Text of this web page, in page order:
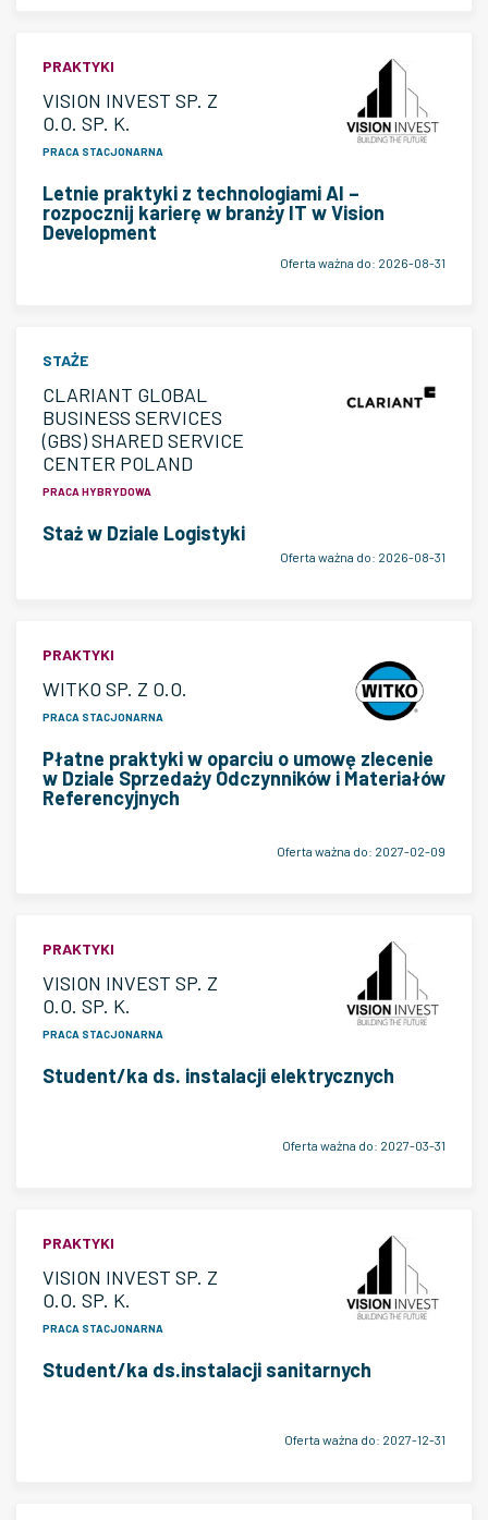
PRAKTYKI
VISION INVEST SP. Z
O.O. SP. K.
PRACA STACJONARNA
Letnie praktyki z technologiami AI –
rozpocznij karierę w branży IT w Vision
Development
Oferta ważna do: 2026-08-31
STAŻE
CLARIANT GLOBAL
BUSINESS SERVICES
(GBS) SHARED SERVICE
CENTER POLAND
PRACA HYBRYDOWA
Staż w Dziale Logistyki
Oferta ważna do: 2026-08-31
PRAKTYKI
WITKO SP. Z O.O.
PRACA STACJONARNA
Płatne praktyki w oparciu o umowę zlecenie
w Dziale Sprzedaży Odczynników i Materiałów
Referencyjnych
Oferta ważna do: 2027-02-09
PRAKTYKI
VISION INVEST SP. Z
O.O. SP. K.
PRACA STACJONARNA
Student/ka ds. instalacji elektrycznych
Oferta ważna do: 2027-03-31
PRAKTYKI
VISION INVEST SP. Z
O.O. SP. K.
PRACA STACJONARNA
Student/ka ds.instalacji sanitarnych
Oferta ważna do: 2027-12-31